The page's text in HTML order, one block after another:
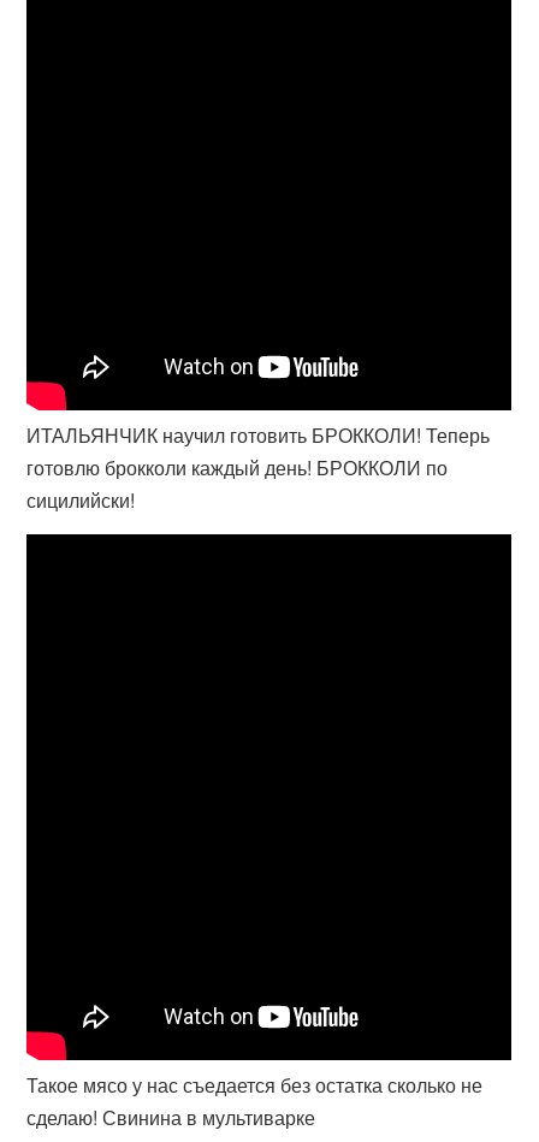
ИТАЛЬЯНЧИК научил готовить БРОККОЛИ! Теперь
готовлю брокколи каждый день! БРОККОЛИ по
сицилийски!
Такое мясо у нас съедается без остатка сколько не
сделаю! Свинина в мультиварке